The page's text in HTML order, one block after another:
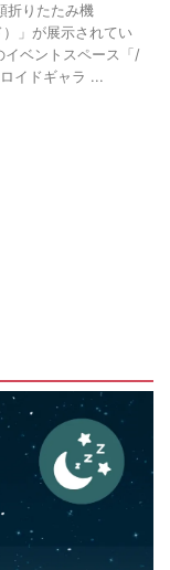
折りたたみ機
」が展示されてい
イベントスペース「/
イドギャラ ...